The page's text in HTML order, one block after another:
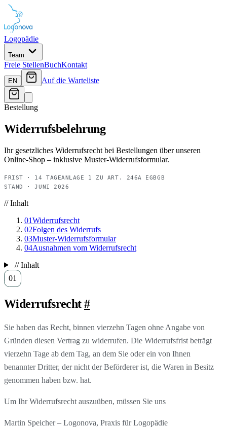
Logopädie
Team
Freie StellenBuchKontakt
EN Auf die Warteliste
Bestellung
Widerrufsbelehrung
Ihr gesetzliches Widerrufsrecht bei Bestellungen über unseren
Online-Shop – inklusive Muster-Widerrufsformular.
FRIST · 14 TAGEANLAGE 1 ZU ART. 246A EGBGB
STAND · JUNI 2026
// Inhalt
01Widerrufsrecht
02Folgen des Widerrufs
03Muster-Widerrufsformular
04Ausnahmen vom Widerrufsrecht
// Inhalt
Widerrufsrecht#
Sie haben das Recht, binnen vierzehn Tagen ohne Angabe von
Gründen diesen Vertrag zu widerrufen. Die Widerrufsfrist beträgt
vierzehn Tage ab dem Tag, an dem Sie oder ein von Ihnen
benannter Dritter, der nicht der Beförderer ist, die Waren in Besitz
genommen haben bzw. hat.
Um Ihr Widerrufsrecht auszuüben, müssen Sie uns
Martin Speicher – Logonova, Praxis für Logopädie